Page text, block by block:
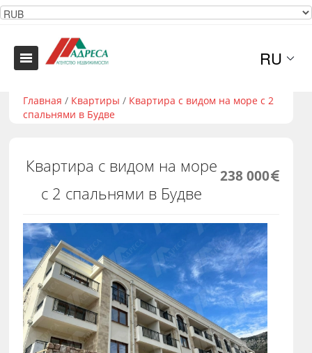
RU
Главная / Квартиры / Квартира с видом на море с 2
спальнями в Будве
Квартира с видом на море
с 2 спальнями в Будве
238 000